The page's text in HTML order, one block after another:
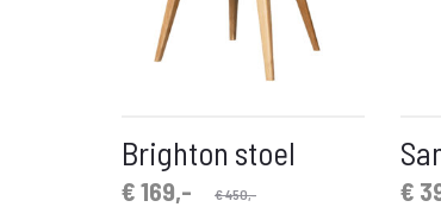
Brighton stoel
€450,-
Oorspronkelijke
€169,-
Huidige
€
Huidige